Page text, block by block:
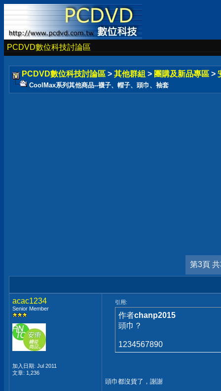
PCDVD數位科技討論區
PCDVD數位科技討論區 > 其他群組 > 團購及新品專區 >
CoolMax系列其他商品--襪子、帽子、頭巾、袖套
第3頁
acac1234
Senior Member
加入日期: Jul 2011
文章: 1,236
引用:
作者chanp2015
頭巾？
1234567890
頭巾都沒貨了，謝謝